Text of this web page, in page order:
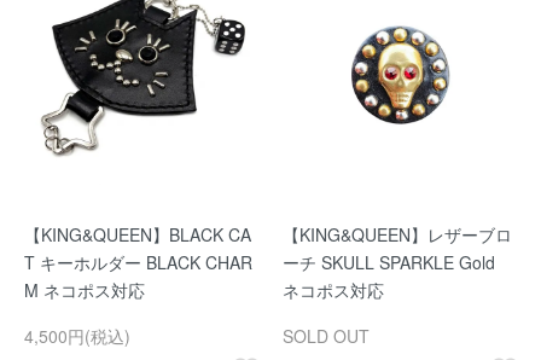
【KING&QUEEN】BLACK CA
T キーホルダー BLACK CHAR
M ネコポス対応
4,500円(税込)
【KING&QUEEN】レザーブロ
ーチ SKULL SPARKLE Gold
ネコポス対応
SOLD OUT